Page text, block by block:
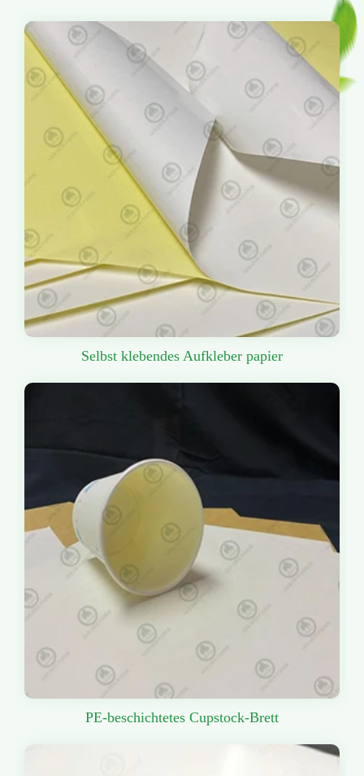
Selbst klebendes Aufkleber papier
PE-beschichtetes Cupstock-Brett